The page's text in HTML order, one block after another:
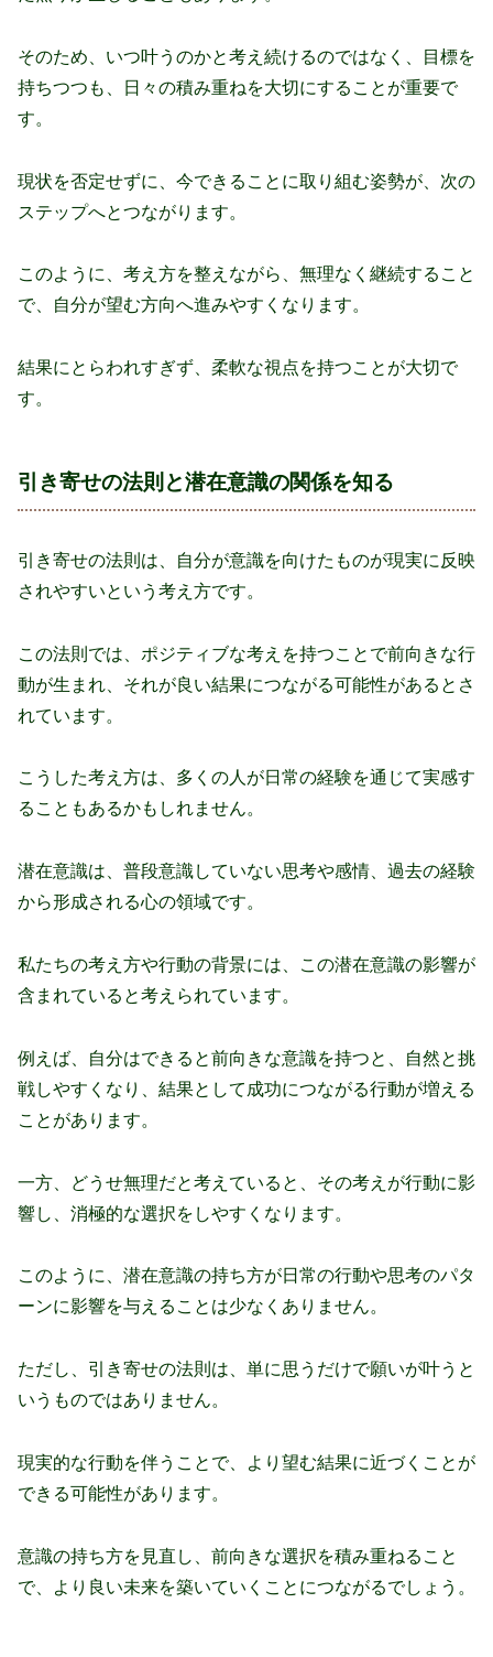
そのため、いつ叶うのかと考え続けるのではなく、目標を
持ちつつも、日々の積み重ねを大切にすることが重要で
す。
現状を否定せずに、今できることに取り組む姿勢が、次の
ステップへとつながります。
このように、考え方を整えながら、無理なく継続すること
で、自分が望む方向へ進みやすくなります。
結果にとらわれすぎず、柔軟な視点を持つことが大切で
す。
引き寄せの法則と潜在意識の関係を知る
引き寄せの法則は、自分が意識を向けたものが現実に反映
されやすいという考え方です。
この法則では、ポジティブな考えを持つことで前向きな行
動が生まれ、それが良い結果につながる可能性があるとさ
れています。
こうした考え方は、多くの人が日常の経験を通じて実感す
ることもあるかもしれません。
潜在意識は、普段意識していない思考や感情、過去の経験
から形成される心の領域です。
私たちの考え方や行動の背景には、この潜在意識の影響が
含まれていると考えられています。
例えば、自分はできると前向きな意識を持つと、自然と挑
戦しやすくなり、結果として成功につながる行動が増える
ことがあります。
一方、どうせ無理だと考えていると、その考えが行動に影
響し、消極的な選択をしやすくなります。
このように、潜在意識の持ち方が日常の行動や思考のパタ
ーンに影響を与えることは少なくありません。
ただし、引き寄せの法則は、単に思うだけで願いが叶うと
いうものではありません。
現実的な行動を伴うことで、より望む結果に近づくことが
できる可能性があります。
意識の持ち方を見直し、前向きな選択を積み重ねること
で、より良い未来を築いていくことにつながるでしょう。